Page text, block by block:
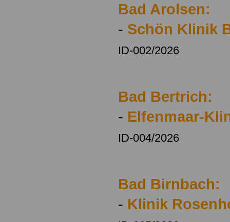
Bad Arolsen:
- Schön Klinik
ID-002/2026
Bad Bertrich:
- Elfenmaar-
ID-004/2026
Bad Birnbach:
- Klinik